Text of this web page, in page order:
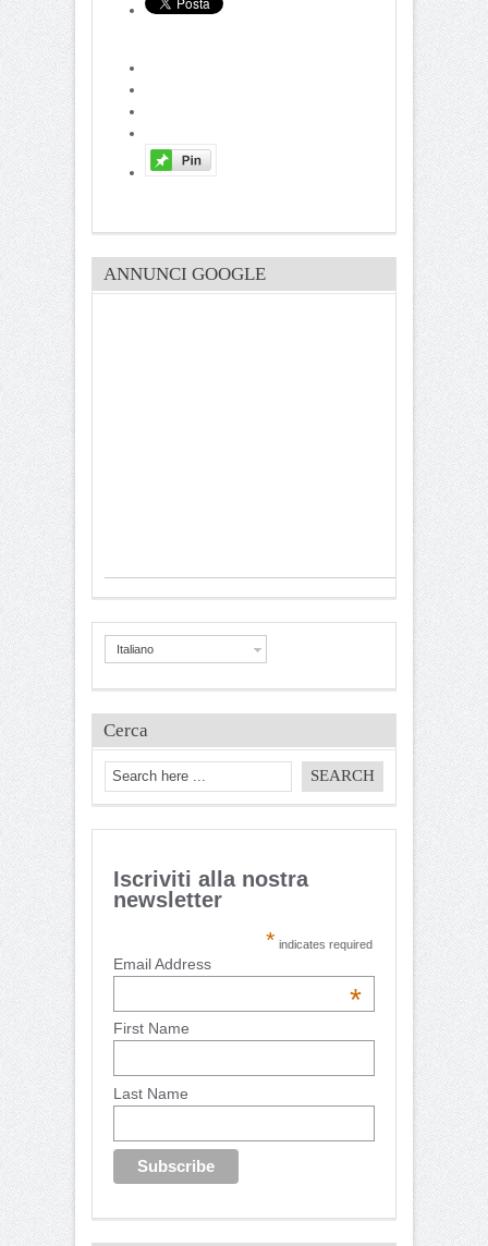
ANNUNCI GOOGLE
Italiano
Cerca
Iscriviti alla nostra
newsletter
* indicates required
Email Address
*
First Name
Last Name